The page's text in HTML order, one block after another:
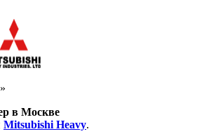
в Москве
Mitsubishi Heavy.